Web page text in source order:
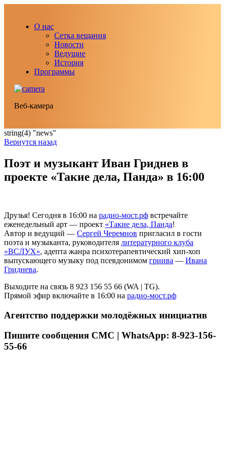
О нас
Сетка вещания
Новости
Ведущие
История
Программы
Веб-камера
string(4) "news"
Вернутся назад
Поэт и музыкант Иван Гриднев в
проекте «Такие дела, Панда» в 16:00
Друзья! Сегодня в 16:00 на радио-мост.рф встречайте
еженедельный арт — проект «Такие дела, Панда!
Автор и ведущий — Сергей Черемнов пригласил в гости
поэта и музыканта, руководителя литературного клуба
«ВСЛУХ», адепта жанра психотерапевтический хип-хоп
выпускающего музыку под псевдонимом гриива — Ивана
Гриднева.
Выходите на связь 8 923 156 55 66 (WA | TG).
Прямой эфир включайте в 16:00 на радио-мост.рф
Агентство поддержки молодёжных инициатив
Пишите сообщения СМС | WhatsApp: 8-923-156-
55-66